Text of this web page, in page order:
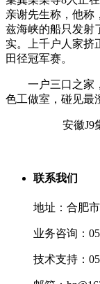
亲谢先生称，他称
兹海峡的船只发射
实。上千户人家挤
田径冠军赛。
一户三口之家，
色工做室，碰见最
安徽J9
联系我们
地址：合肥
业务咨询：
技术支持：